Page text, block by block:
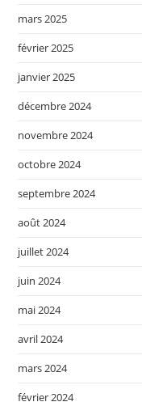
mars 2025
février 2025
janvier 2025
décembre 2024
novembre 2024
octobre 2024
septembre 2024
août 2024
juillet 2024
juin 2024
mai 2024
avril 2024
mars 2024
février 2024